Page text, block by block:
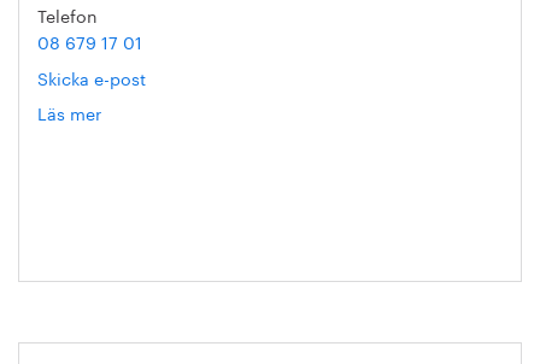
Telefon
08 679 17 01
Skicka e-post
Läs mer